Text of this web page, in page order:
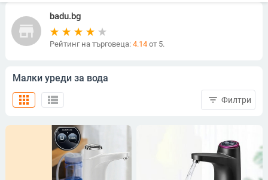
store
badu.bg
Рейтинг на търговеца: 4.14от 5.
Малки уреди за вода
view_list
apps filter_list Филтри